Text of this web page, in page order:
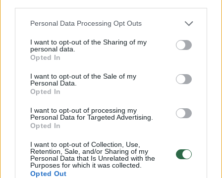
Personal Data Processing Opt Outs
I want to opt-out of the Sharing of my
personal data.
Opted In
I want to opt-out of the Sale of my
Personal Data.
Opted In
I want to opt-out of processing my
Personal Data for Targeted Advertising.
Opted In
I want to opt-out of Collection, Use,
Retention, Sale, and/or Sharing of my
Personal Data that Is Unrelated with the
Purposes for which it was collected.
Opted Out
visa jo šeima. Jie kaip obeliskai. Ne dėl
dydžio, bet jų venose nėra kraujo, yra tik
krepšinis. Jie talentingi, kad ir ką bedarytų.
Krepšinis jiems yra natūraliausias dalykas.
pasiryžęs pradėti iš naujo. Tai bus
didžiausias jo privalumas pradedant naują
karjerą.
– Antri finalai prieš Giedrių Žibėną. Ką
matote jame?